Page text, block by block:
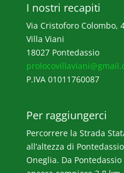
I nostri recapiti
Via Cristoforo Colombo,
Villa Viani
18027 Pontedassio
P.IVA 01011760087
Per raggiungerci
Percorrere la Strada
all’altezza di
Oneglia. Da